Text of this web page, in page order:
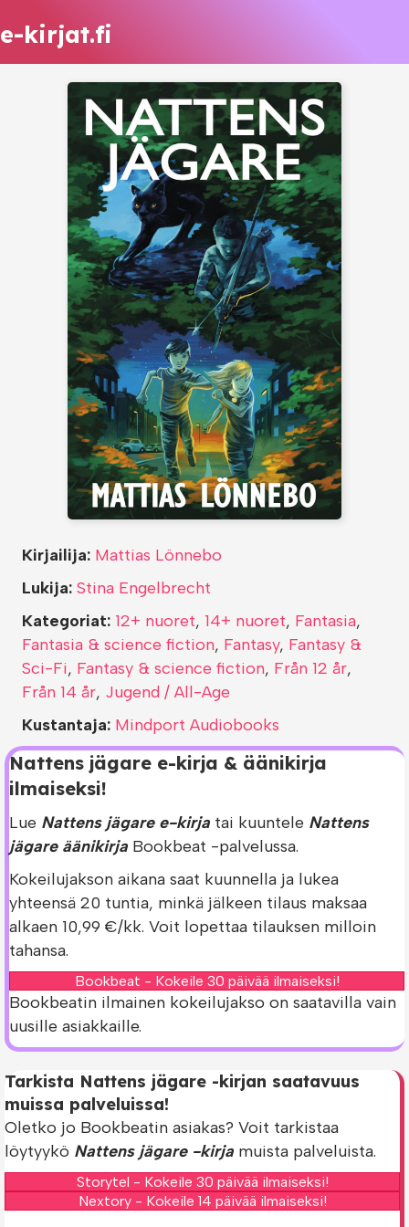
e-kirjat.fi
Nattens jägare e-kirja & äänikirja
ilmaiseksi!
Lue Nattens jägare e-kirja tai kuuntele Nattens
jägare äänikirja Bookbeat -palvelussa.
Kokeilujakson aikana saat kuunnella ja lukea
yhteensä 20 tuntia, minkä jälkeen tilaus maksaa
alkaen 10,99 €/kk. Voit lopettaa tilauksen milloin
tahansa.
Bookbeat - Kokeile 30 päivää ilmaiseksi!
Bookbeatin ilmainen kokeilujakso on saatavilla vain
uusille asiakkaille.
Kirjailija: Mattias Lönnebo
Lukija: Stina Engelbrecht
Kategoriat: 12+ nuoret, 14+ nuoret, Fantasia,
Fantasia & science fiction, Fantasy, Fantasy &
Sci-Fi, Fantasy & science fiction, Från 12 år,
Från 14 år, Jugend / All-Age
Kustantaja: Mindport Audiobooks
Tarkista Nattens jägare -kirjan saatavuus
muissa palveluissa!
Oletko jo Bookbeatin asiakas? Voit tarkistaa
löytyykö Nattens jägare -kirja muista palveluista.
Storytel - Kokeile 30 päivää ilmaiseksi!
Nextory - Kokeile 14 päivää ilmaiseksi!